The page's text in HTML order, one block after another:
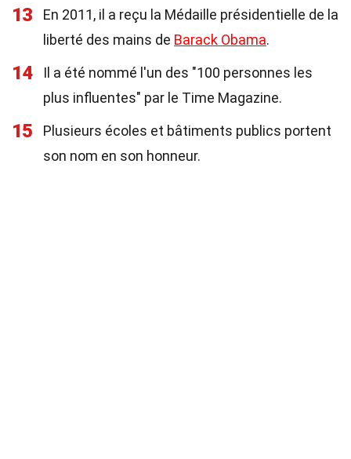
13
En 2011, il a reçu la Médaille présidentielle de la
liberté des mains de Barack Obama.
14
Il a été nommé l'un des "100 personnes les
plus influentes" par le Time Magazine.
15
Plusieurs écoles et bâtiments publics portent
son nom en son honneur.